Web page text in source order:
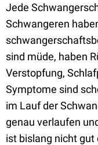
Jede
Schwangeren
sind müde, haben
Verstopfung,
Symptome sind
im Lauf der
genau verlaufen
ist bislang nicht gut